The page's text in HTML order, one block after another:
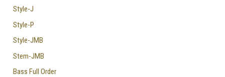
Style-J
Style-P
Style-JMB
Stem-JMB
Bass Full Order